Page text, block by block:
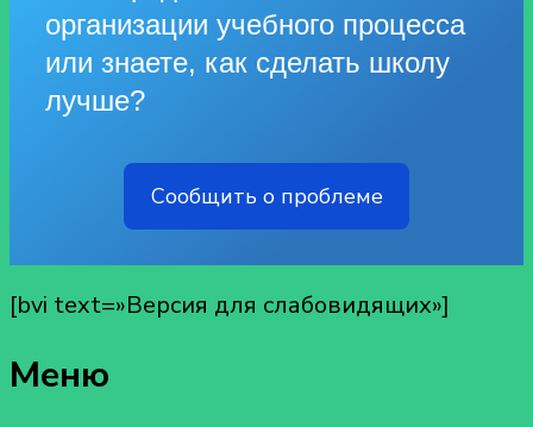
организации учебного процесса
или знаете, как сделать школу
лучше?
Сообщить о проблеме
[bvi text=»Версия для слабовидящих»]
Меню